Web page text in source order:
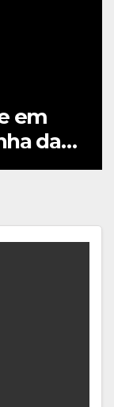
em
da